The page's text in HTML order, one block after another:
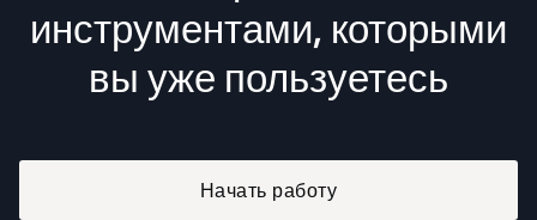
инструментами, которыми
вы уже пользуетесь
Начать работу